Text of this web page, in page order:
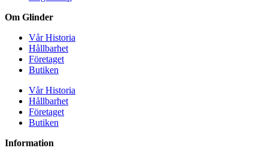
Om Glinder
Vår Historia
Hållbarhet
Företaget
Butiken
Vår Historia
Hållbarhet
Företaget
Butiken
Information